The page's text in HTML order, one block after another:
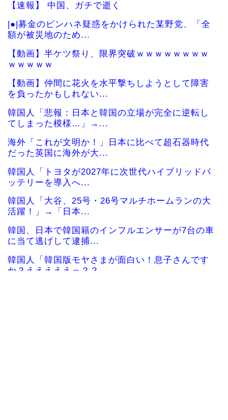
【速報】 中国、ガチで逝く
|●|募金のピンハネ疑惑をかけられた某野党、「全
額が被災地のため...
【動画】半ケツ祭り、限界突破ｗｗｗｗｗｗｗｗ
ｗｗｗｗｗ
【動画】仲間に花火を水平撃ちしようとして障害
を負ったかもしれない...
韓国人「悲報：日本と韓国の立場が完全に逆転し
てしまった模様…」→...
海外「これが文明か！」日本に比べて超石器時代
だった英国に海外が大...
韓国人「トヨタが2027年に次世代ハイブリッドバ
ッテリーを導入へ...
韓国人「大谷、25号・26号マルチホームランの大
活躍！」→「日本...
韓国、日本で韓国籍のインフルエンサーが7台の車
に当て逃げして逮捕...
韓国人「韓国版モヤさまが面白い！息子さんです
か？えええええっ？？...